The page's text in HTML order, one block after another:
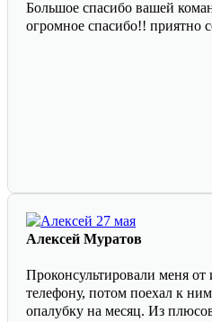
Большое спасибо вашей
огромное спасибо!! приятно
Алексей Муратов
Проконсультировали меня
телефону, потом поехал к
опалубку на месяц. Из